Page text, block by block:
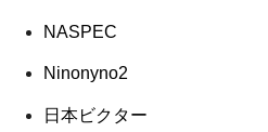
NASPEC
Ninonyno2
日本ビクター